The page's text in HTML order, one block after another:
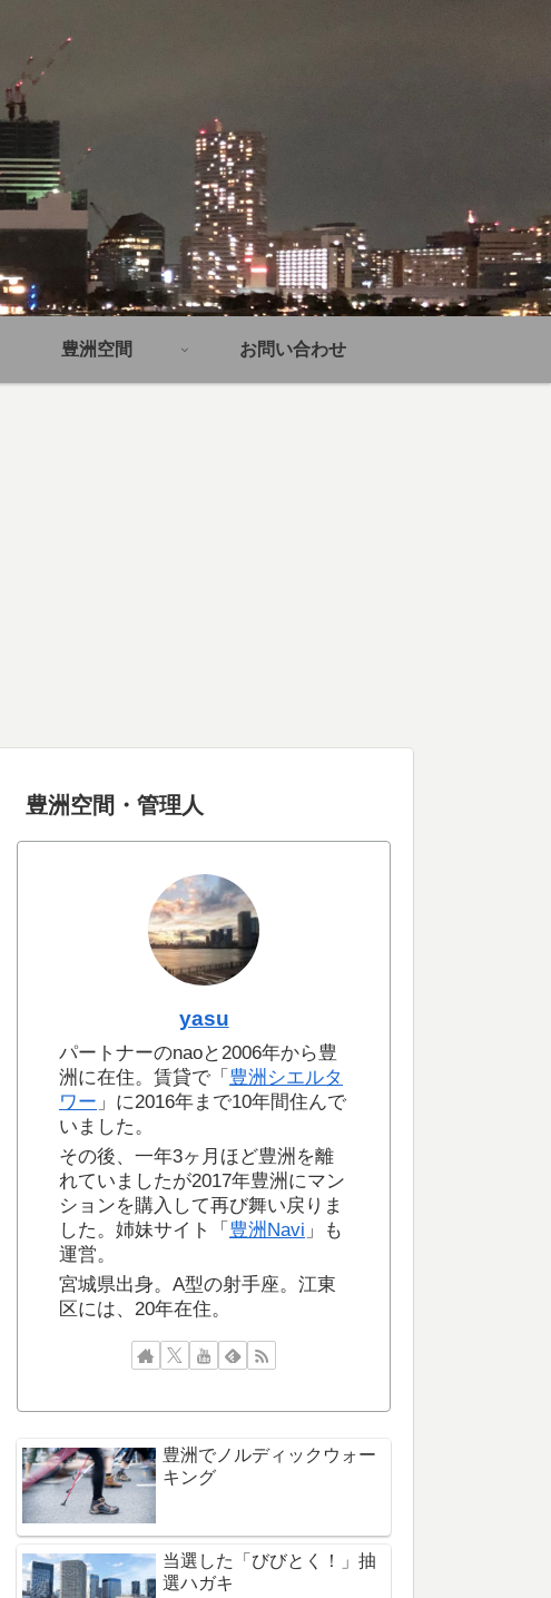
豊洲空間 お問い合わせ
豊洲空間・管理人
yasu
パートナーのnaoと2006年から豊
洲に在住。賃貸で「 豊洲シエルタ
ワー 」に2016年まで10年間住んで
いました。
その後、一年3ヶ月ほど豊洲を離
れていましたが2017年豊洲にマン
ションを購入して再び舞い戻りま
した。姉妹サイト「 豊洲Navi 」も
運営。
宮城県出身。A型の射手座。江東
区には、20年在住。
豊洲でノルディックウォー
キング
当選した「びびとく！」抽
選ハガキ